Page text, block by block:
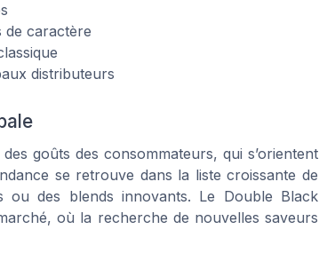
de caractère
distributeurs
goûts des consommateurs, qui s’orientent
se retrouve dans la liste croissante de
ou des blends innovants. Le Double Black
où la recherche de nouvelles saveurs